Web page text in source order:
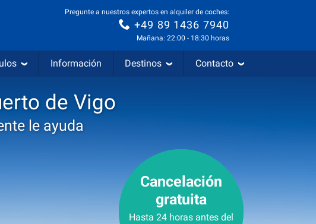
Pregunte a nuestros expertos en alquiler de coches:
+49 89 1436 7940
Mañana: 22:00 - 18:30 horas
Información Destinos Contacto
de Vigo
le ayuda
Cancelación
gratuita
Hasta 24 horas antes del